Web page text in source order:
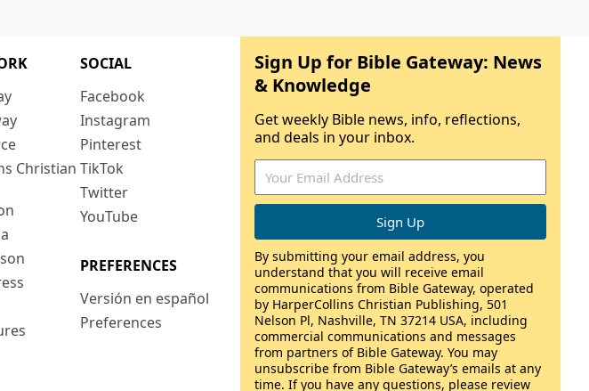
Christian
SOCIAL
Facebook
Instagram
Pinterest
TikTok
Twitter
YouTube
PREFERENCES
Versión en español
Preferences
Sign Up for Bible Gateway: News
& Knowledge
Get weekly Bible news, info, reflections,
and deals in your inbox.
By submitting your email address, you
understand that you will receive email
communications from Bible Gateway, operated
by HarperCollins Christian Publishing, 501
Nelson Pl, Nashville, TN 37214 USA, including
commercial communications and messages
from partners of Bible Gateway. You may
unsubscribe from Bible Gateway’s emails at any
time. If you have any questions, please review